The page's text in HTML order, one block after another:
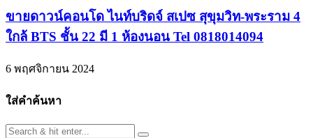
ขายดาวน์คอนโด ไนท์บริดจ์ สเปซ สุขุมวิท-พระราม 4
ใกล้ BTS ชั้น 22 มี 1 ห้องนอน Tel 0818014094
6 พฤศจิกายน 2024
ใส่คำค้นหา